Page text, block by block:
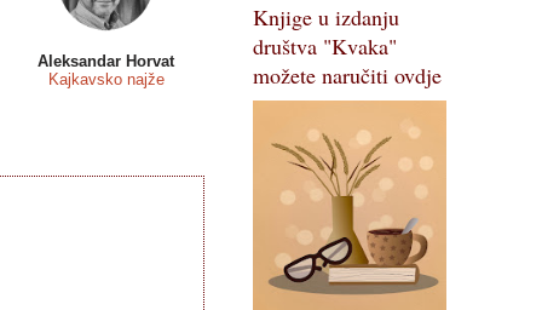
Aleksandar Horvat
Kajkavsko najže
Knjige u izdanju
društva "Kvaka"
možete naručiti ovdje